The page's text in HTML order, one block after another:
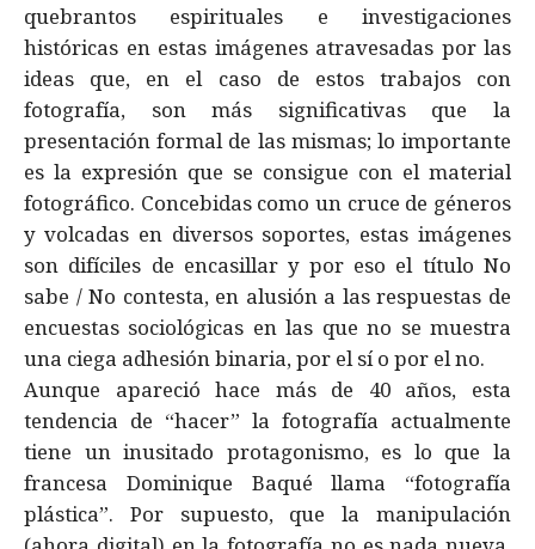
quebrantos espirituales e investigaciones
históricas en estas imágenes atravesadas por las
ideas que, en el caso de estos trabajos con
fotografía, son más significativas que la
presentación formal de las mismas; lo importante
es la expresión que se consigue con el material
fotográfico. Concebidas como un cruce de géneros
y volcadas en diversos soportes, estas imágenes
son difíciles de encasillar y por eso el título No
sabe / No contesta, en alusión a las respuestas de
encuestas sociológicas en las que no se muestra
una ciega adhesión binaria, por el sí o por el no.
Aunque apareció hace más de 40 años, esta
tendencia de “hacer” la fotografía actualmente
tiene un inusitado protagonismo, es lo que la
francesa Dominique Baqué llama “fotografía
plástica”. Por supuesto, que la manipulación